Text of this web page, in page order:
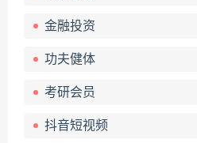
金融投资
功夫健体
考研会员
抖音短视频